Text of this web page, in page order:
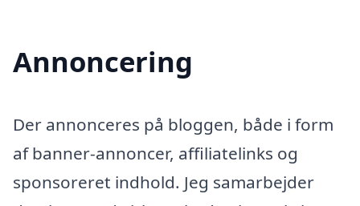
Annoncering
Der annonceres på bloggen, både i form
af banner-annoncer, affiliatelinks og
sponsoreret indhold. Jeg samarbejder